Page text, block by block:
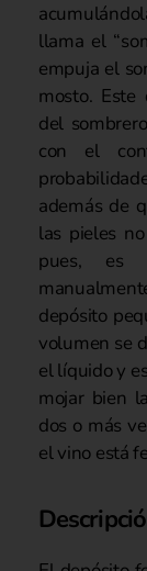
llama el
empuja el
mosto. Este
del
con el
además de
las pieles
pues, es
depósito
volumen se
el líquido y
mojar bien
dos o más
el vino está